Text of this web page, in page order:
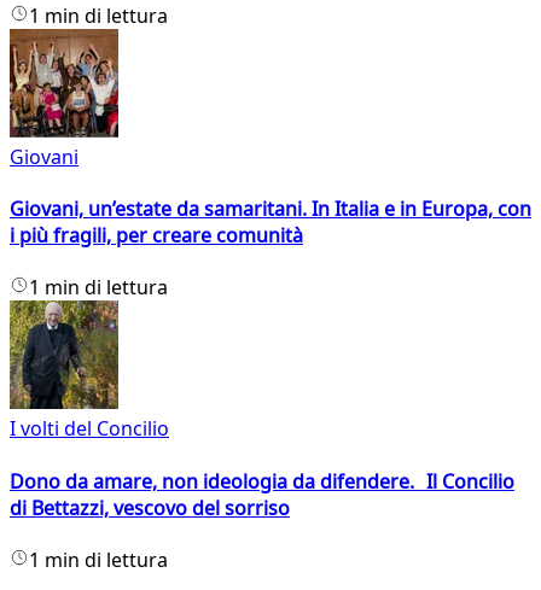
1 min di lettura
Giovani
Giovani, un’estate da samaritani. In Italia e in Europa, con
i più fragili, per creare comunità
1 min di lettura
I volti del Concilio
Dono da amare, non ideologia da difendere. Il Concilio
di Bettazzi, vescovo del sorriso
1 min di lettura